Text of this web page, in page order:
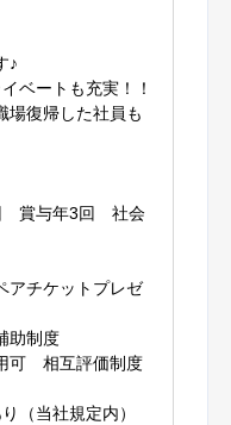
♪
ベートも充実！！
場復帰した社員も
賞与年3回 社会
アチケットプレゼ
助制度
可 相互評価制度
（当社規定内）